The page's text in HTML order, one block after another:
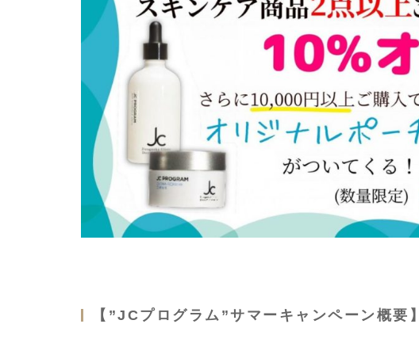
【”JCプログラム”サマーキャンペーン概要】